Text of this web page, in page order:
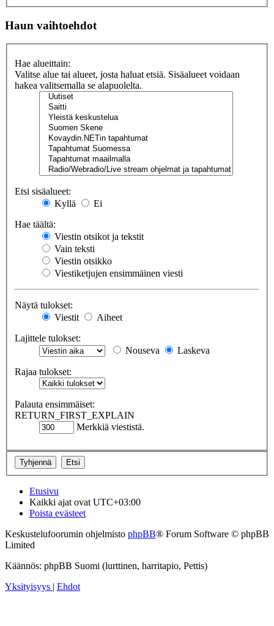
Haun vaihtoehdot
Hae alueittain:
Valitse alue tai alueet, josta haluat etsiä. Sisäalueet voidaan
hakea valitsemalla se alapuolelta.
Etsi sisäalueet:
Kyllä
Ei
Hae täältä:
Viestin otsikot ja tekstit
Vain teksti
Viestin otsikko
Viestiketjujen ensimmäinen viesti
Näytä tulokset:
Viestit
Aiheet
Lajittele tulokset:
Nouseva
Laskeva
Rajaa tulokset:
Palauta ensimmäiset:
RETURN_FIRST_EXPLAIN
Merkkiä viestistä.
Etusivu
Kaikki ajat ovat UTC+03:00
Poista evästeet
Keskustelufoorumin ohjelmisto phpBB® Forum Software © phpBB
Limited
Käännös: phpBB Suomi (lurttinen, harritapio, Pettis)
Yksityisyys | Ehdot